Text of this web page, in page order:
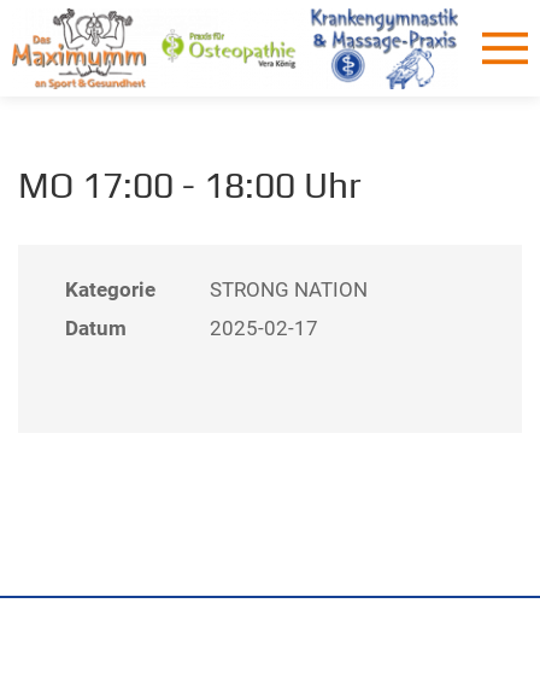
MO 17:00 - 18:00 Uhr
Kategorie
STRONG NATION
Datum
2025-02-17